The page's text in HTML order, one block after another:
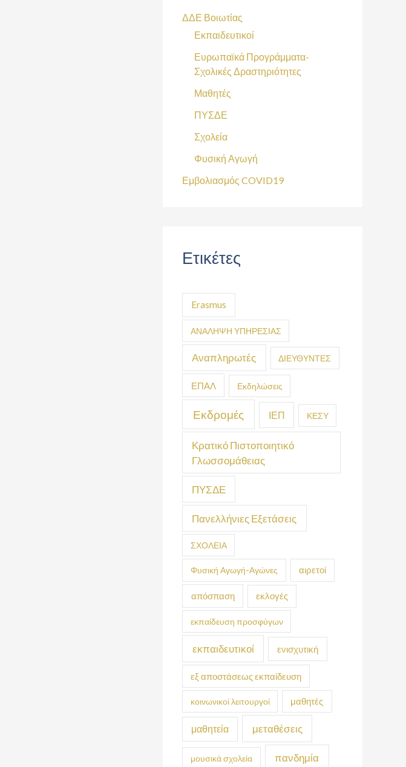
ΔΔΕ Βοιωτίας
Εκπαιδευτικοί
Ευρωπαϊκά Προγράμματα-
Σχολικές Δραστηριότητες
Μαθητές
ΠΥΣΔΕ
Σχολεία
Φυσική Αγωγή
Εμβολιασμός COVID19
Ετικέτες
Erasmus
ΑΝΑΛΗΨΗ ΥΠΗΡΕΣΙΑΣ
Αναπληρωτές ΔΙΕΥΘΥΝΤΕΣ
ΕΠΑΛ Εκδηλώσεις
Εκδρομές ΙΕΠ ΚΕΣΥ
Κρατικό Πιστοποιητικό
Γλωσσομάθειας
ΠΥΣΔΕ
Πανελλήνιες Εξετάσεις
ΣΧΟΛΕΙΑ
Φυσική Αγωγή-Αγώνες αιρετοί
απόσπαση εκλογές
εκπαίδευση προσφύγων
εκπαιδευτικοί ενισχυτική
εξ αποστάσεως εκπαίδευση
κοινωνικοί λειτουργοί μαθητές
μαθητεία μεταθέσεις
μουσικά σχολεία πανδημία